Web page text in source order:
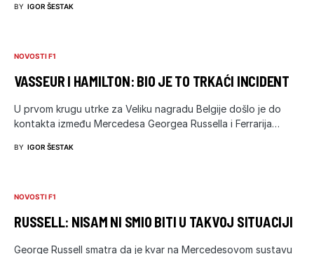
BY IGOR ŠESTAK
NOVOSTI F1
VASSEUR I HAMILTON: BIO JE TO TRKAĆI INCIDENT
U prvom krugu utrke za Veliku nagradu Belgije došlo je do
kontakta između Mercedesa Georgea Russella i Ferrarija…
BY IGOR ŠESTAK
NOVOSTI F1
RUSSELL: NISAM NI SMIO BITI U TAKVOJ SITUACIJI
George Russell smatra da je kvar na Mercedesovom sustavu